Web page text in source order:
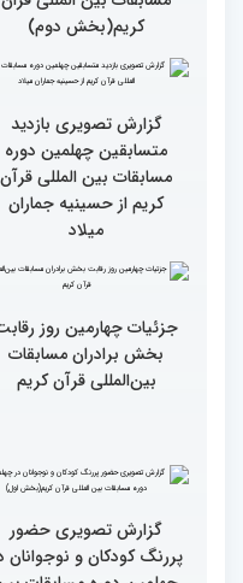
گزارش تصویری سومین روز
رقابت بخش بانوان چهلمین
دوره مسابقات بین المللی
قرآن کریم (بخش دوم)
گزارش تصویری حضور
مهمانان در غرفه های
نمایشگاهی چهلمین دوره
مسابقات بین المللی قران
کریم(بخش دوم)
گزارش تصویری بازدید
کریم از حسینیه جماران
میلاد